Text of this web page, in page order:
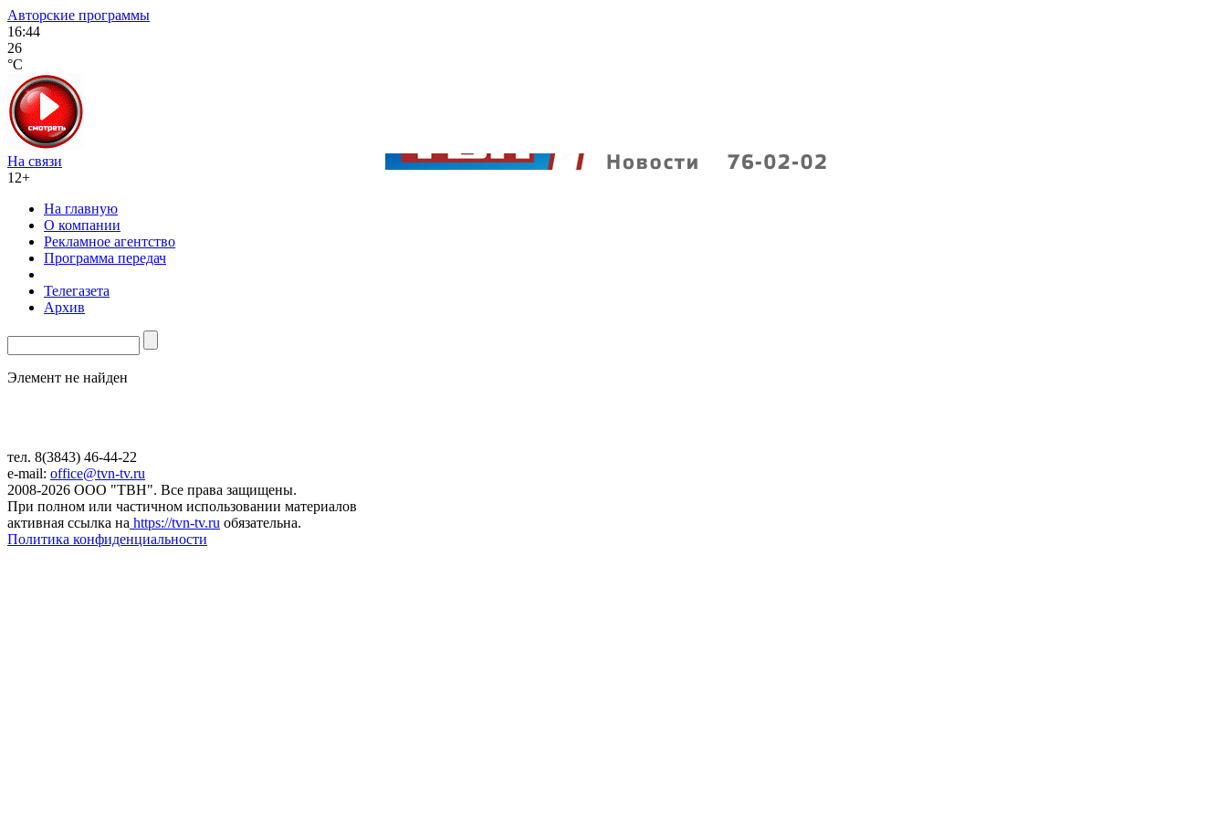
Авторские программы
16:44
26
°C
На связи
12+
На главную
О компании
Рекламное агентство
Программа передач
Телегазета
Архив
Элемент не найден
тел. 8(3843) 46-44-22
e-mail: office@tvn-tv.ru
2008-2026 ООО "ТВН". Все права защищены.
При полном или частичном использовании материалов
активная ссылка на https://tvn-tv.ru обязательна.
Политика конфиденциальности